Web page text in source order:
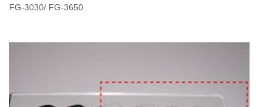
FG-3030/ FG-3650